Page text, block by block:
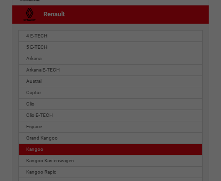
Renault
4 E-TECH
5 E-TECH
Arkana
Arkana E-TECH
Austral
Captur
Clio
Clio E-TECH
Espace
Grand Kangoo
Kangoo
Kangoo Kastenwagen
Kangoo Rapid